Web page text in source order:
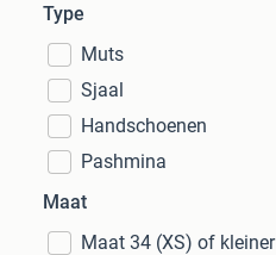
Type
Muts
Sjaal
Handschoenen
Pashmina
Maat
Maat 34 (XS) of kleiner